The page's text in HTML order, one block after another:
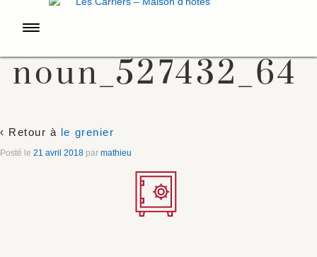
noun_527432_64
‹ Retour à le grenier
Posté le 21 avril 2018 par mathieu